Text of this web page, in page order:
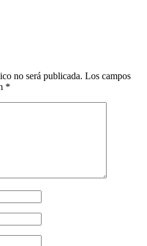
no será publicada. Los campos
*